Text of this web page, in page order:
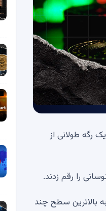
رگه طولانی از
پایان دادن به روند نزولی شدید خود در اواسط ماه مارس بود. در 15 مارس به بالاترین سطح چند